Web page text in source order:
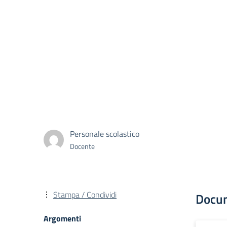
Personale scolastico
Docente
Stampa / Condividi
Argomenti